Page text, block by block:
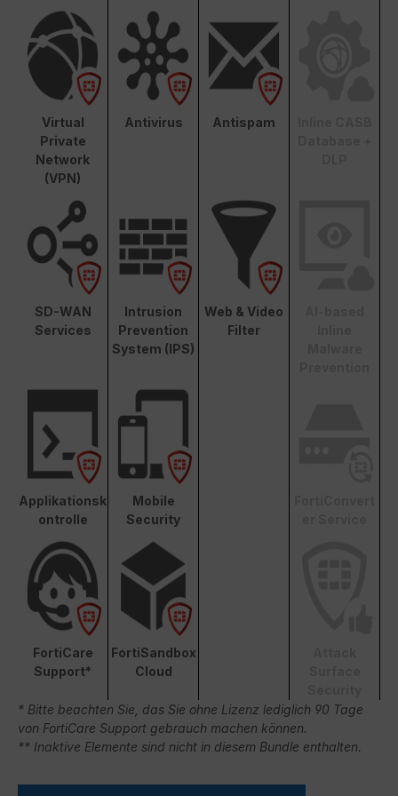
Virtual
Private
Network
(VPN)
Antivirus Antispam
SD-WAN
Services
Intrusion
Prevention
System (IPS)
Web & Video
Filter
Applikationsk
ontrolle
Mobile
Security
FortiCare
Support*
FortiSandbox
Cloud
* Bitte beachten Sie, das Sie ohne Lizenz lediglich 90 Tage
von FortiCare Support gebrauch machen können.
** Inaktive Elemente sind nicht in diesem Bundle enthalten.